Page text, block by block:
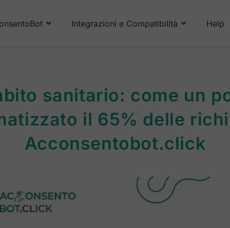
Integrazioni e Compatibilità Help
sanitario: come un
il 65% delle
Acconsentobot.click